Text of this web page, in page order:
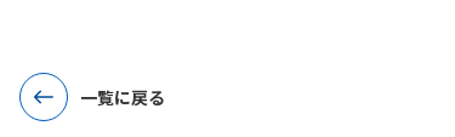
一覧に戻る